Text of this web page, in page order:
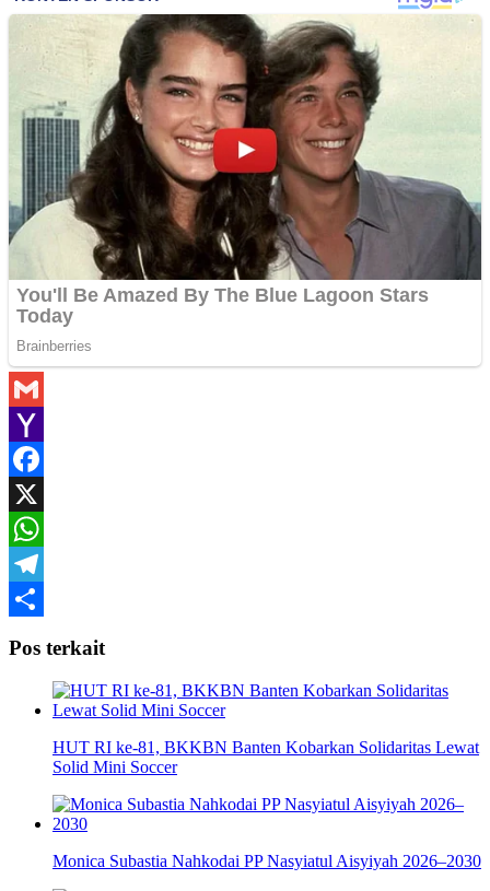
Gmail
Yahoo
Mail
Facebook
X
WhatsApp
Telegram
Pos terkait
HUT RI ke-81, BKKBN Banten Kobarkan Solidaritas Lewat
Solid Mini Soccer
Monica Subastia Nahkodai PP Nasyiatul Aisyiyah 2026–2030